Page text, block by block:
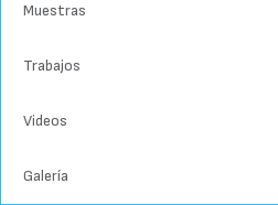
Muestras
Trabajos
Videos
Galería